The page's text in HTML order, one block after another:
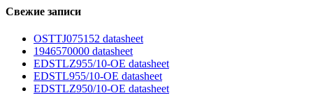
Свежие записи
OSTTJ075152 datasheet
1946570000 datasheet
EDSTLZ955/10-OE datasheet
EDSTL955/10-OE datasheet
EDSTLZ950/10-OE datasheet